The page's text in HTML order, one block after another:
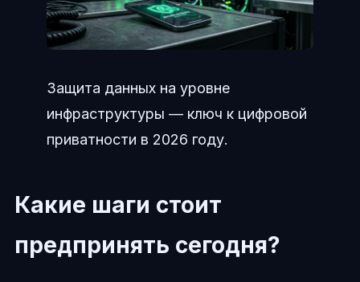
Защита данных на уровне
инфраструктуры — ключ к цифровой
приватности в 2026 году.
Какие шаги стоит
предпринять сегодня?